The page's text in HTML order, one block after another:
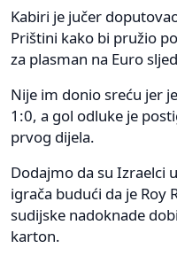
Kabiri je jučer
Prištini kako bi pružio
za plasman na Euro
Nije im donio sreću jer
1:0, a gol odluke je
prvog dijela.
Dodajmo da su Izraelci
igrača budući da je Roy
sudijske nadoknade
karton.